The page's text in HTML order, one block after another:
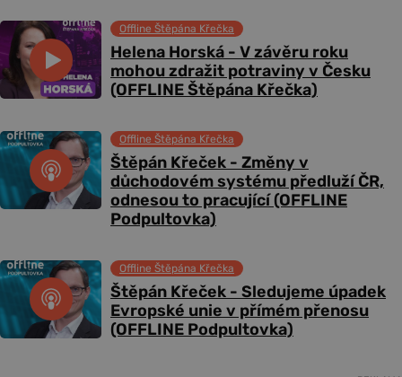
Helena Horská - V závěru roku
mohou zdražit potraviny v Česku
(OFFLINE Štěpána Křečka)
Offline Štěpána Křečka
Štěpán Křeček - Změny v
důchodovém systému předluží ČR,
odnesou to pracující (OFFLINE
Podpultovka)
Offline Štěpána Křečka
Štěpán Křeček - Sledujeme úpadek
Evropské unie v přímém přenosu
(OFFLINE Podpultovka)
Offline Štěpána Křečka